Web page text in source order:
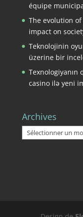
équipe
The evolution
impact on
Teknolojinin
üzerine bir
Texnologiyanın
casino ilə yeni
Archives
Archives